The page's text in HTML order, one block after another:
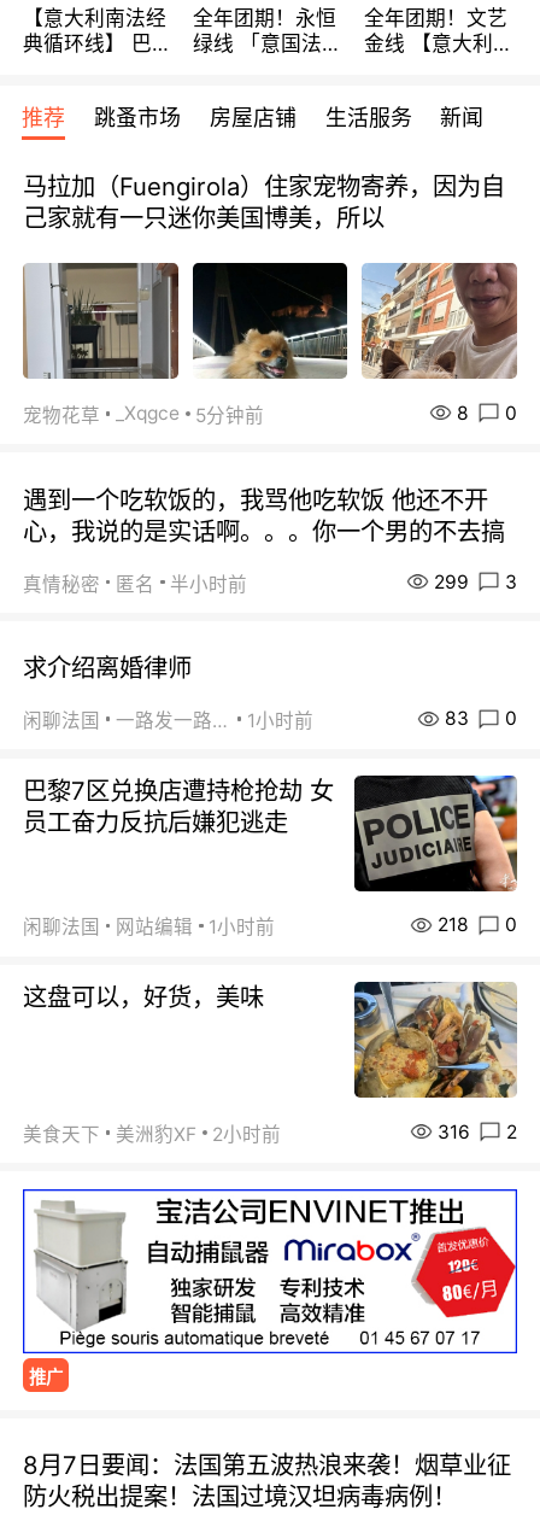
【意大利南法经
典循环线】 巴黎
宾馆 108欧/天起
全程756欧/位
全年团期！永恒
绿线 「意国法
欧/天起 ~包拼房
全年团期！文艺
金线 【意大利一
每周铁发！
推荐 跳蚤市场 房屋店铺 生活服务 新闻
马拉加（Fuengirola）住家宠物寄养，因为自
己家就有一只迷你美国博美，所以
宠物花草 _Xqgce 5分钟前 8 0
遇到一个吃软饭的，我骂他吃软饭 他还不开
心，我说的是实话啊。。。你一个男的不去搞
真情秘密 匿名 半小时前 299 3
求介绍离婚律师
闲聊法国 一路发一路发 1小时前 83 0
巴黎7区兑换店遭持枪抢劫 女
员工奋力反抗后嫌犯逃走
闲聊法国 网站编辑 1小时前 218 0
这盘可以，好货，美味
美食天下 美洲豹XF 2小时前 316 2
推广
8月7日要闻：法国第五波热浪来袭！烟草业征
防火税出提案！法国过境汉坦病毒病例！